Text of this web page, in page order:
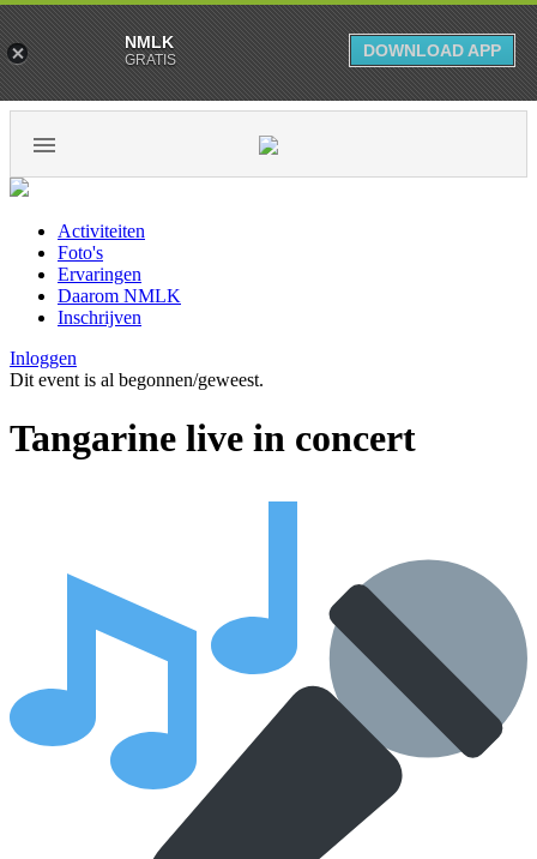
Activiteiten
Foto's
Ervaringen
Daarom NMLK
Inschrijven
Inloggen
Dit event is al begonnen/geweest.
Tangarine live in concert
NMLK
GRATIS DOWNLOAD APP